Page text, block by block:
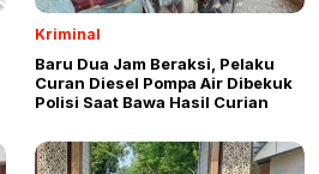
Kriminal
Baru Dua Jam Beraksi, Pelaku
Curan Diesel Pompa Air Dibekuk
Polisi Saat Bawa Hasil Curian